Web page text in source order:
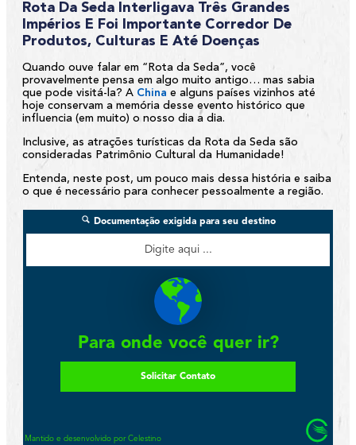
Rota Da Seda Interligava Três Grandes
Impérios E Foi Importante Corredor De
Produtos, Culturas E Até Doenças
Quando ouve falar em “Rota da Seda”, você
provavelmente pensa em algo muito antigo… mas sabia
que pode visitá-la? A China e alguns países vizinhos até
hoje conservam a memória desse evento histórico que
influencia (em muito) o nosso dia a dia.
Inclusive, as atrações turísticas da Rota da Seda são
consideradas Patrimônio Cultural da Humanidade!
Entenda, neste post, um pouco mais dessa história e saiba
o que é necessário para conhecer pessoalmente a região.